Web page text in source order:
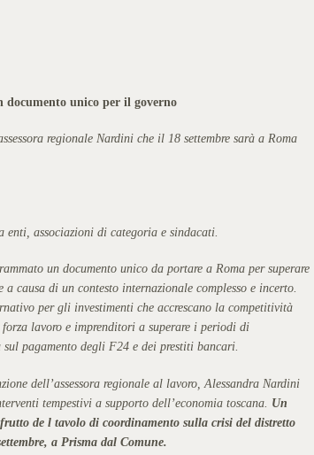
documento unico per il governo
regionale Nardini che il 18 settembre sarà a Roma
associazioni di categoria e sindacati.
un documento unico da portare a Roma per superare
causa di un contesto internazionale complesso e incerto.
per gli investimenti che accrescano la competitività
lavoro e imprenditori a superare i periodi di
pagamento degli F24 e dei prestiti bancari.
dell’assessora regionale al lavoro, Alessandra Nardini
tempestivi a supporto dell’economia toscana. Un
de l tavolo di coordinamento sulla crisi del distretto
a Prisma dal Comune.